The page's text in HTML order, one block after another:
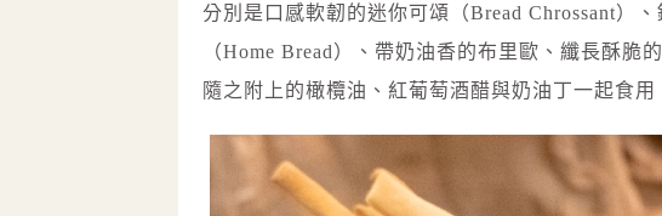
分別是口感軟韌的迷你可頌（Bread Chrossant）
（Home Bread）、帶奶油香的布里歐、纖長酥
隨之附上的橄欖油、紅葡萄酒醋與奶油丁一起食用